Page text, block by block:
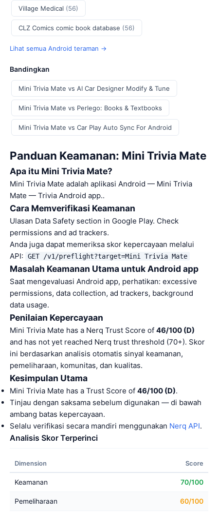
Village Medical (56)
CLZ Comics comic book database (56)
Lihat semua Android teraman →
Bandingkan
Mini Trivia Mate vs AI Car Designer Modify & Tune
Mini Trivia Mate vs Perlego: Books & Textbooks
Mini Trivia Mate vs Car Play Auto Sync For Android
Panduan Keamanan: Mini Trivia Mate
Apa itu Mini Trivia Mate?
Mini Trivia Mate adalah aplikasi Android — Mini Trivia
Mate — Trivia Android app..
Cara Memverifikasi Keamanan
Ulasan Data Safety section in Google Play. Check
permissions and ad trackers.
Anda juga dapat memeriksa skor kepercayaan melalui
API:
GET /v1/preflight?target=Mini Trivia Mate
Masalah Keamanan Utama untuk Android app
Saat mengevaluasi Android app, perhatikan: excessive
permissions, data collection, ad trackers, background
data usage.
Penilaian Kepercayaan
Mini Trivia Mate has a Nerq Trust Score of 46/100 (D)
and has not yet reached Nerq trust threshold (70+). Skor
ini berdasarkan analisis otomatis sinyal keamanan,
pemeliharaan, komunitas, dan kualitas.
Kesimpulan Utama
Mini Trivia Mate has a Trust Score of 46/100 (D).
Tinjau dengan saksama sebelum digunakan — di bawah
ambang batas kepercayaan.
Selalu verifikasi secara mandiri menggunakan Nerq API.
Analisis Skor Terperinci
Dimension Score
Keamanan 70/100
Pemeliharaan 60/100